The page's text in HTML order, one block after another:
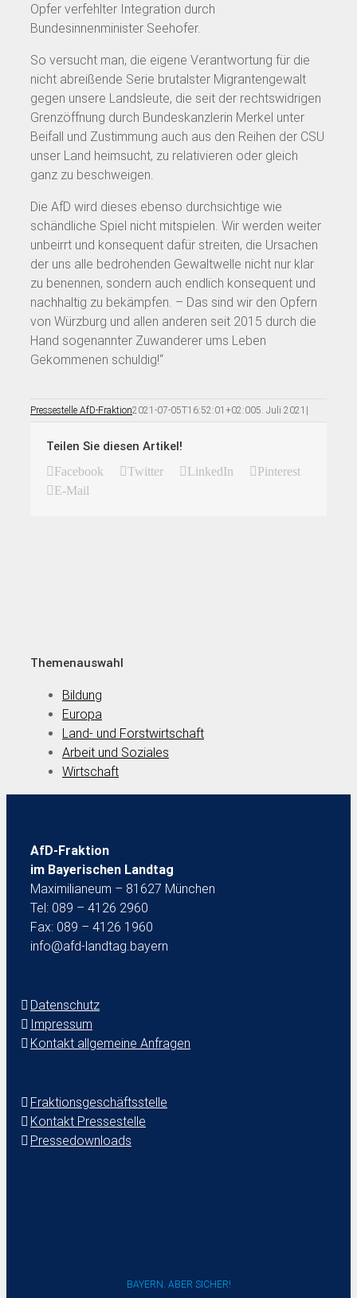
Opfer verfehlter Integration durch
Bundesinnenminister Seehofer.
So versucht man, die eigene Verantwortung für die
nicht abreißende Serie brutalster Migrantengewalt
gegen unsere Landsleute, die seit der rechtswidrigen
Grenzöffnung durch Bundeskanzlerin Merkel unter
Beifall und Zustimmung auch aus den Reihen der CSU
unser Land heimsucht, zu relativieren oder gleich
ganz zu beschweigen.
Die AfD wird dieses ebenso durchsichtige wie
schändliche Spiel nicht mitspielen. Wir werden weiter
unbeirrt und konsequent dafür streiten, die Ursachen
der uns alle bedrohenden Gewaltwelle nicht nur klar
zu benennen, sondern auch endlich konsequent und
nachhaltig zu bekämpfen. – Das sind wir den Opfern
von Würzburg und allen anderen seit 2015 durch die
Hand sogenannter Zuwanderer ums Leben
Gekommenen schuldig!“
Pressestelle AfD-Fraktion2021-07-05T16:52:01+02:005. Juli 2021 |
Teilen Sie diesen Artikel!
Facebook Twitter LinkedIn
Pinterest
E-Mail
Themenauswahl
Bildung
Europa
Land- und Forstwirtschaft
Arbeit und Soziales
Wirtschaft
AfD-Fraktion
im Bayerischen Landtag
Maximilianeum – 81627 München
Tel: 089 – 4126 2960
Fax: 089 – 4126 1960
info@afd-landtag.bayern
Datenschutz
Impressum
Kontakt allgemeine Anfragen
Fraktionsgeschäftsstelle
Kontakt Pressestelle
Pressedownloads
BAYERN. ABER SICHER!